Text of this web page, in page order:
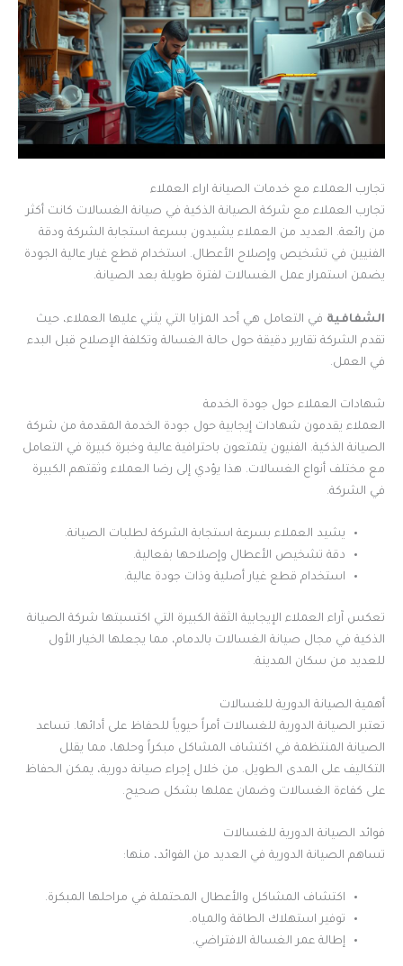
تجارب العملاء مع خدمات الصيانة اراء العملاء
تجارب العملاء مع شركة الصيانة الذكية في صيانة الغسالات كانت أكثر
من رائعة. العديد من العملاء يشيدون بسرعة استجابة الشركة ودقة
الفنيين في تشخيص وإصلاح الأعطال. استخدام قطع غيار عالية الجودة
يضمن استمرار عمل الغسالات لفترة طويلة بعد الصيانة.
الشفافية في التعامل هي أحد المزايا التي يثني عليها العملاء، حيث
تقدم الشركة تقارير دقيقة حول حالة الغسالة وتكلفة الإصلاح قبل البدء
في العمل.
شهادات العملاء حول جودة الخدمة
العملاء يقدمون شهادات إيجابية حول جودة الخدمة المقدمة من شركة
الصيانة الذكية. الفنيون يتمتعون باحترافية عالية وخبرة كبيرة في التعامل
مع مختلف أنواع الغسالات. هذا يؤدي إلى رضا العملاء وثقتهم الكبيرة
في الشركة.
يشيد العملاء بسرعة استجابة الشركة لطلبات الصيانة.
دقة تشخيص الأعطال وإصلاحها بفعالية.
استخدام قطع غيار أصلية وذات جودة عالية.
تعكس آراء العملاء الإيجابية الثقة الكبيرة التي اكتسبتها شركة الصيانة
الذكية في مجال صيانة الغسالات بالدمام، مما يجعلها الخيار الأول
للعديد من سكان المدينة.
أهمية الصيانة الدورية للغسالات
تعتبر الصيانة الدورية للغسالات أمراً حيوياً للحفاظ على أدائها. تساعد
الصيانة المنتظمة في اكتشاف المشاكل مبكراً وحلها، مما يقلل
التكاليف على المدى الطويل. من خلال إجراء صيانة دورية، يمكن الحفاظ
على كفاءة الغسالات وضمان عملها بشكل صحيح.
فوائد الصيانة الدورية للغسالات
تساهم الصيانة الدورية في العديد من الفوائد، منها:
اكتشاف المشاكل والأعطال المحتملة في مراحلها المبكرة.
توفير استهلاك الطاقة والمياه.
إطالة عمر الغسالة الافتراضي.